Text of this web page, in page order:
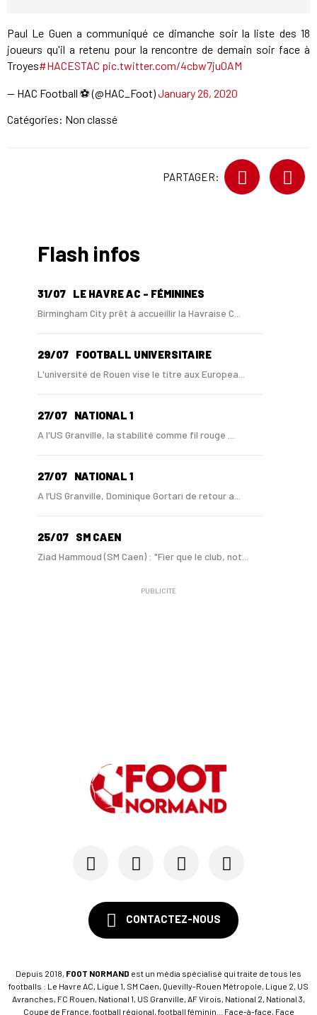
Paul Le Guen a communiqué ce dimanche soir la liste des 18
joueurs qu'il a retenu pour la rencontre de demain soir face à
Troyes#HACESTAC pic.twitter.com/4cbw7ju0AM
— HAC Football ⚽️ (@HAC_Foot)January 26, 2020
Catégories: Non classé
PARTAGER:
Flash infos
31/07 LE HAVRE AC - FÉMININES
Birmingham City prêt à accueillir la Havraise C...
29/07 FOOTBALL UNIVERSITAIRE
L'université de Rouen vise le titre aux Europea...
27/07 NATIONAL 1
A l'US Granville, la stabilité comme fil rouge ...
27/07 NATIONAL 1
A l’US Granville, Dominique Gortari de retour a...
25/07 SM CAEN
Ziad Hammoud (SM Caen) : "Fier que le club, not...
SM CAEN - MERCATO
SM CAEN - MERCATO
Avec Mohamed Hafid, Malherbe veut frapper un gr...
SM Caen : Julien Meilhac quitte la direction de...
PUBLICITÉ
CONTACTEZ-NOUS
Depuis 2018, FOOT NORMAND est un média spécialisé qui traite de tous les
footballs : Le Havre AC, Ligue 1, SM Caen, Quevilly-Rouen Métropole, Ligue 2, US
Avranches, FC Rouen, National 1, US Granville, AF Virois, National 2, National 3,
Coupe de France, football régional, football féminin... Face-à-face, Face